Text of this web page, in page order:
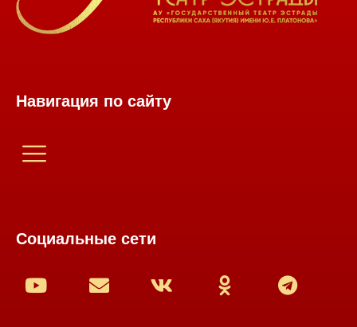
Навигация по сайту
Социальные сети